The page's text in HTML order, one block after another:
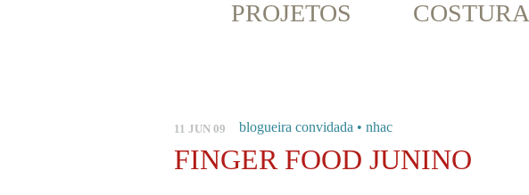
PROJETOS COSTURA
11 JUN 09 blogueira convidada • nhac
FINGER FOOD JUNINO